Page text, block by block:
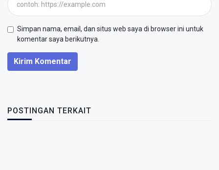
Simpan nama, email, dan situs web saya di browser ini untuk
komentar saya berikutnya.
Kirim Komentar
POSTINGAN TERKAIT